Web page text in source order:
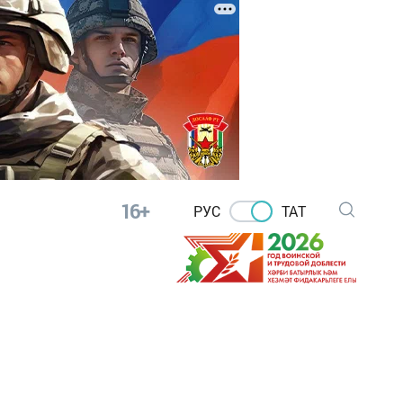
16+ РУС ТАТ